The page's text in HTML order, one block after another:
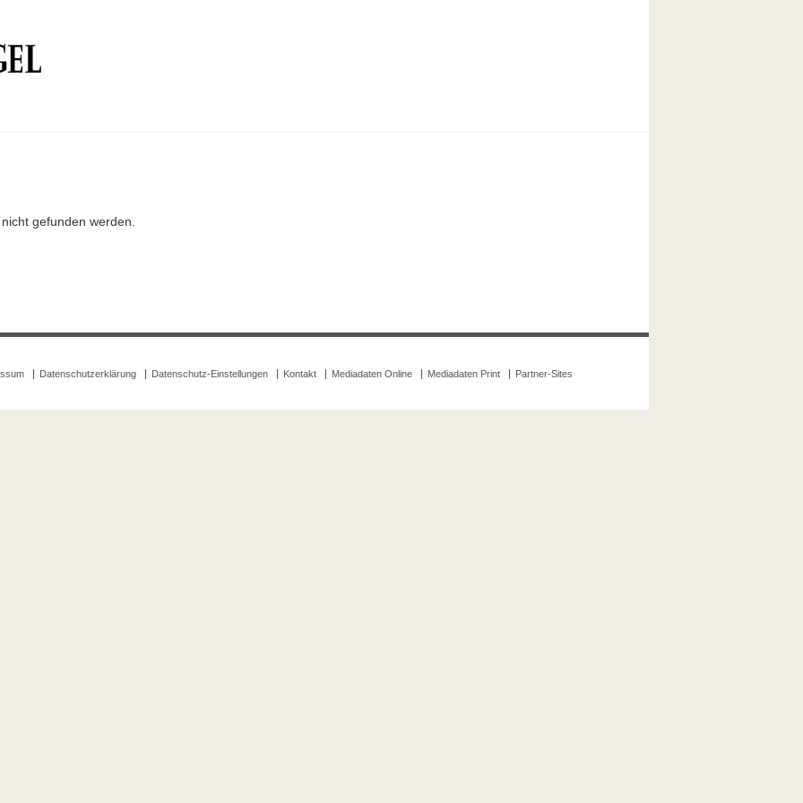
gefunden werden.
Datenschutzerklärung Datenschutz-Einstellungen Kontakt Mediadaten Online Mediadaten Print Partner-Sites